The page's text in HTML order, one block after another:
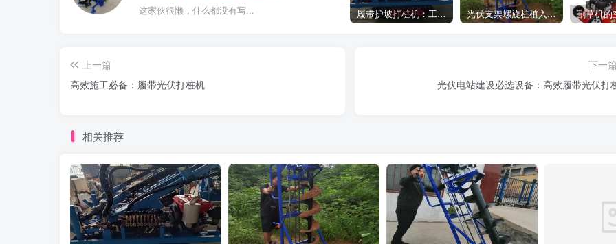
这家伙很懒，什么都没有写... 履带护坡打桩机：工地施工利器 光伏支架螺旋桩植入设备：高效光伏支架安装工具，螺旋桩植入快速稳固
上一篇
高效施工必备：履带光伏打桩机
下一
光伏电站建设必选设备：高效履带光伏打
相关推荐